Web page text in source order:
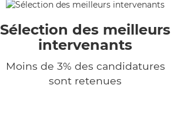
Sélection des meilleurs
intervenants
Moins de 3% des candidatures
sont retenues